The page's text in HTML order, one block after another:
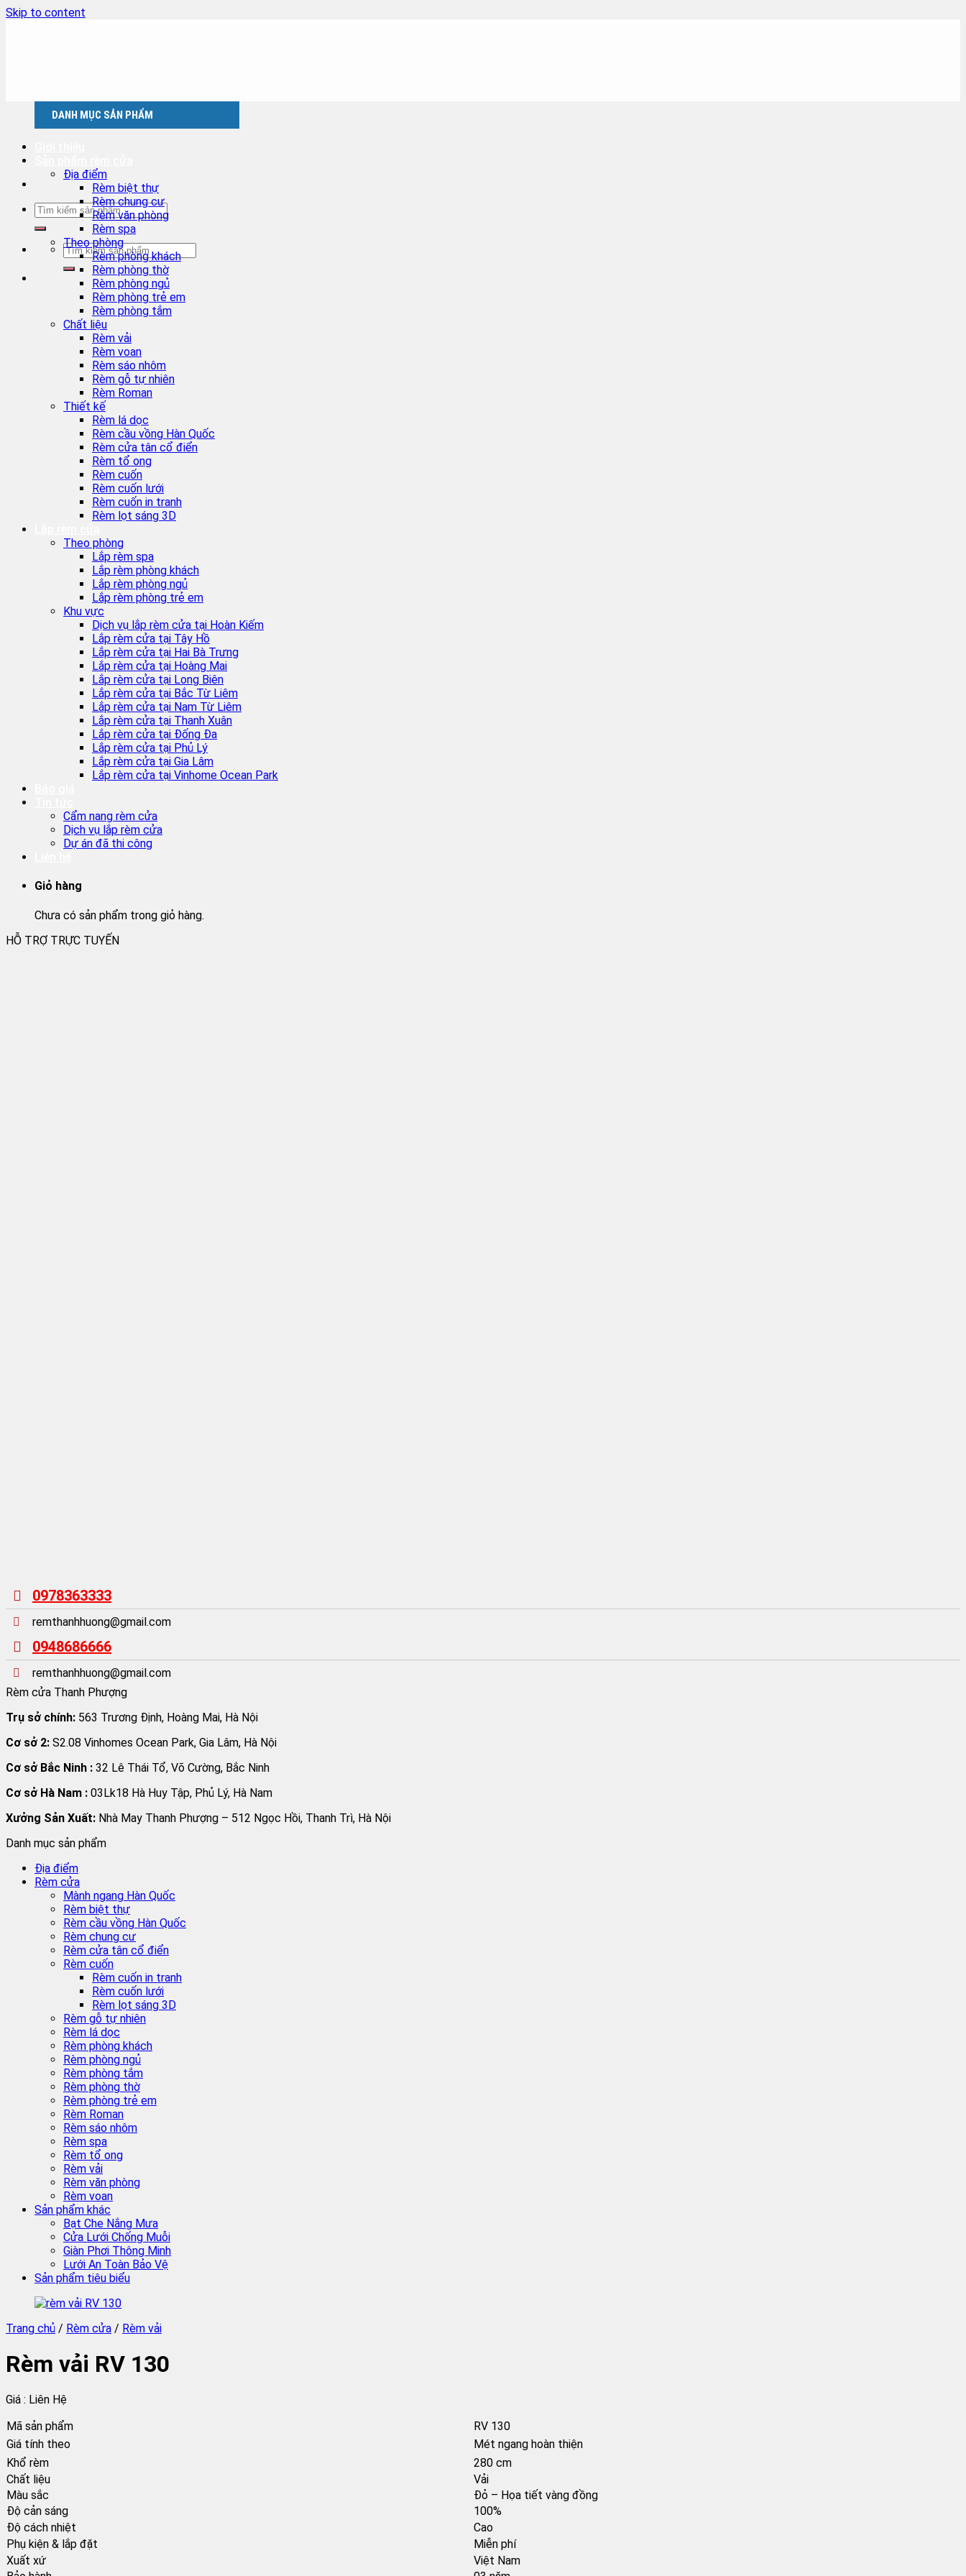
Skip to content
DANH MỤC SẢN PHẨM
Địa điểm
Rèm biệt thự
Rèm chung cư
Rèm văn phòng
Rèm spa
Theo phòng
Rèm phòng khách
Rèm phòng thờ
Rèm phòng ngủ
Rèm phòng trẻ em
Rèm phòng tắm
Chất liệu
Rèm vải
Rèm voan
Rèm sáo nhôm
Rèm gỗ tự nhiên
Rèm Roman
Thiết kế
Rèm lá dọc
Rèm cầu vồng Hàn Quốc
Rèm cửa tân cổ điển
Rèm tổ ong
Rèm cuốn
Rèm cuốn lưới
Rèm cuốn in tranh
Rèm lọt sáng 3D
Theo phòng
Lắp rèm spa
Lắp rèm phòng khách
Lắp rèm phòng ngủ
Lắp rèm phòng trẻ em
Khu vực
Dịch vụ lắp rèm cửa tại Hoàn Kiếm
Lắp rèm cửa tại Tây Hồ
Lắp rèm cửa tại Hai Bà Trưng
Lắp rèm cửa tại Hoàng Mai
Lắp rèm cửa tại Long Biên
Lắp rèm cửa tại Bắc Từ Liêm
Lắp rèm cửa tại Nam Từ Liêm
Lắp rèm cửa tại Thanh Xuân
Lắp rèm cửa tại Đống Đa
Lắp rèm cửa tại Phủ Lý
Lắp rèm cửa tại Gia Lâm
Lắp rèm cửa tại Vinhome Ocean Park
Cẩm nang rèm cửa
Dịch vụ lắp rèm cửa
Dự án đã thi công
Giỏ hàng
Chưa có sản phẩm trong giỏ hàng.
HỖ TRỢ TRỰC TUYẾN
0978363333
remthanhhuong@gmail.com
0948686666
remthanhhuong@gmail.com
Rèm cửa Thanh Phượng
Trụ sở chính: 563 Trương Định, Hoàng Mai, Hà Nội
Cơ sở 2: S2.08 Vinhomes Ocean Park, Gia Lâm, Hà Nội
Cơ sở Bắc Ninh : 32 Lê Thái Tổ, Võ Cường, Bắc Ninh
Cơ sở Hà Nam : 03Lk18 Hà Huy Tập, Phủ Lý, Hà Nam
Xưởng Sản Xuất: Nhà May Thanh Phượng – 512 Ngọc Hồi, Thanh Trì, Hà Nội
Danh mục sản phẩm
Địa điểm
Rèm cửa
Mành ngang Hàn Quốc
Rèm biệt thự
Rèm cầu vồng Hàn Quốc
Rèm chung cư
Rèm cửa tân cổ điển
Rèm cuốn
Rèm cuốn in tranh
Rèm cuốn lưới
Rèm lọt sáng 3D
Rèm gỗ tự nhiên
Rèm lá dọc
Rèm phòng khách
Rèm phòng ngủ
Rèm phòng tắm
Rèm phòng thờ
Rèm phòng trẻ em
Rèm Roman
Rèm sáo nhôm
Rèm spa
Rèm tổ ong
Rèm vải
Rèm văn phòng
Rèm voan
Sản phẩm khác
Bạt Che Nắng Mưa
Cửa Lưới Chống Muỗi
Giàn Phơi Thông Minh
Lưới An Toàn Bảo Vệ
Sản phẩm tiêu biểu
Trang chủ / Rèm cửa / Rèm vải
Rèm vải RV 130
Giá : Liên Hệ
Mã sản phẩm
RV 130
Giá tính theo
Mét ngang hoàn thiện
Khổ rèm
280 cm
Chất liệu
Vải
Màu sắc
Đỏ – Họa tiết vàng đồng
Độ cản sáng
100%
Độ cách nhiệt
Cao
Phụ kiện & lắp đặt
Miễn phí
Xuất xứ
Việt Nam